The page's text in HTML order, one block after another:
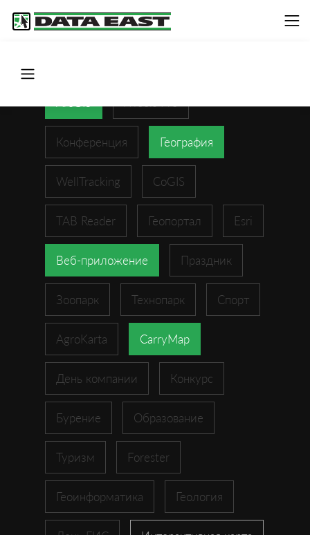
Конференция География
WellTracking CoGIS
TAB Reader Геопортал Esri
Веб-приложение Праздник
Зоопарк Технопарк Спорт
AgroKarta CarryMap
День компании Конкурс
Бурение Образование
Туризм Forester
Геоинформатика Геология